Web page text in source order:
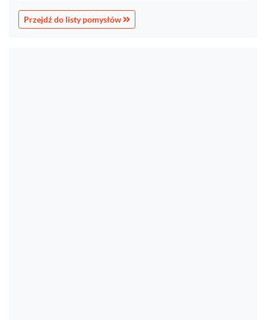
Przejdź do listy pomysłów